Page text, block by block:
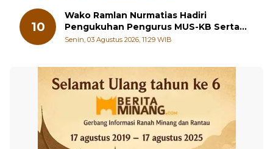
10
Wako Ramlan Nurmatias Hadiri
Pengukuhan Pengurus MUS-KB Serta
LMKB Periode 2026-2031,
Senin, 03 Agustus 2026, 11:29 WIB